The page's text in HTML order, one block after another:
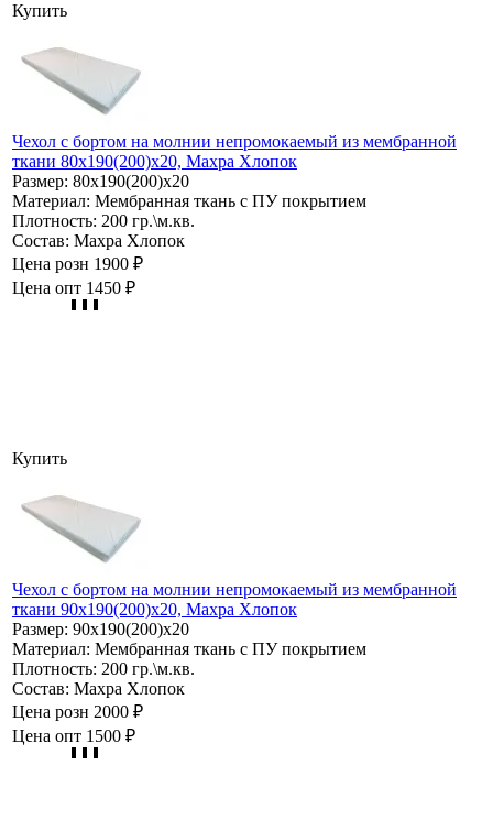
Купить
Чехол с бортом на молнии непромокаемый из мембранной
ткани 80х190(200)х20, Махра Хлопок
Размер: 80х190(200)х20
Материал: Мембранная ткань с ПУ покрытием
Плотность: 200 гр.\м.кв.
Состав: Махра Хлопок
Цена розн 1900 ₽
Цена опт 1450 ₽
Купить
Чехол с бортом на молнии непромокаемый из мембранной
ткани 90х190(200)х20, Махра Хлопок
Размер: 90х190(200)х20
Материал: Мембранная ткань с ПУ покрытием
Плотность: 200 гр.\м.кв.
Состав: Махра Хлопок
Цена розн 2000 ₽
Цена опт 1500 ₽